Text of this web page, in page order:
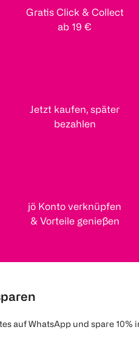
Gratis Click & Collect
ab 19 €
Jetzt kaufen, später
bezahlen
jö Konto verknüpfen
& Vorteile genießen
auf WhatsApp und spare 10%